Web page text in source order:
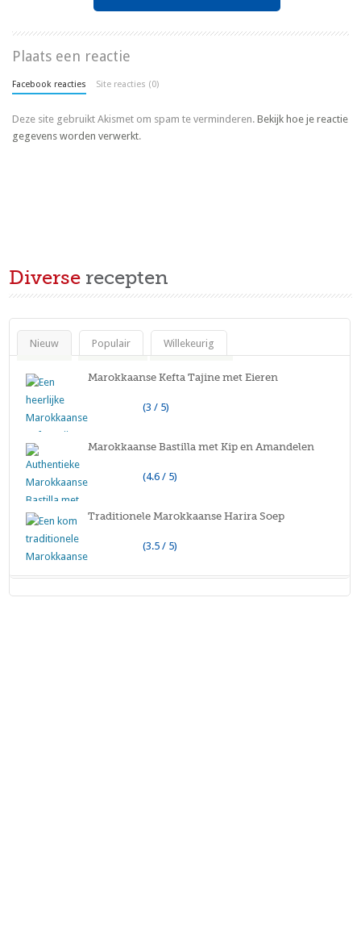
Plaats een reactie
Facebook reacties Site reacties (0)
Deze site gebruikt Akismet om spam te verminderen.Bekijk hoe je reactie
gegevens worden verwerkt.
Diverse recepten
Nieuw Populair Willekeurig
Marokkaanse Kefta Tajine met Eieren
(3 / 5)
Marokkaanse Bastilla met Kip en Amandelen
(4.6 / 5)
Traditionele Marokkaanse Harira Soep
(3.5 / 5)